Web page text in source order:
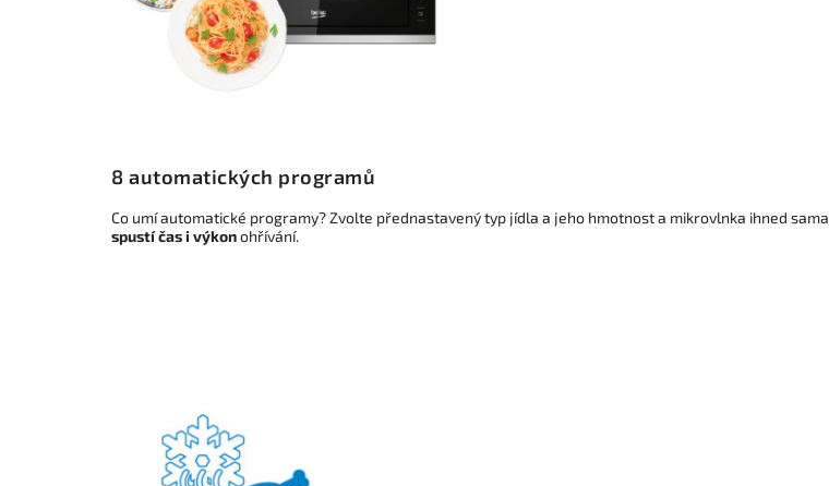
8 automatických programů
Co umí automatické programy? Zvolte přednastavený typ jídla a jeho hmotnost a mikrovlnka ihned sama
spustí čas i výkonohřívání.